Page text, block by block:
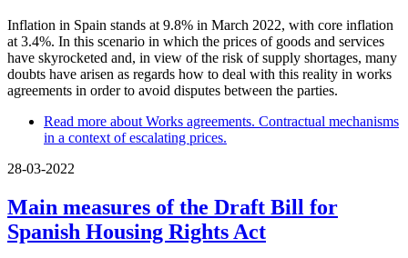
Inflation in Spain stands at 9.8% in March 2022, with core inflation
at 3.4%. In this scenario in which the prices of goods and services
have skyrocketed and, in view of the risk of supply shortages, many
doubts have arisen as regards how to deal with this reality in works
agreements in order to avoid disputes between the parties.
Read more about Works agreements. Contractual mechanisms
in a context of escalating prices.
28-03-2022
Main measures of the Draft Bill for
Spanish Housing Rights Act